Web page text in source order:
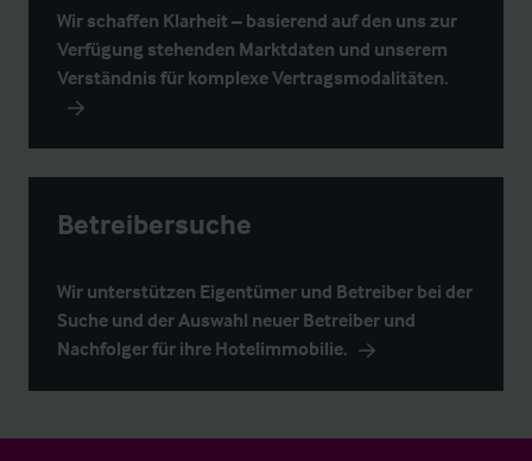
Wir schaffen Klarheit – basierend auf den uns zur
Verfügung stehenden Marktdaten und unserem
Verständnis für komplexe Vertragsmodalitäten.
Betreibersuche
Wir unterstützen Eigentümer und Betreiber bei der
Suche und der Auswahl neuer Betreiber und
Nachfolger für ihre Hotelimmobilie.